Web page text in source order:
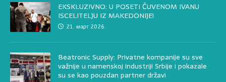
EKSKLUZIVNO: U POSETI ČUVENOM IVANU
ISCELITELJU IZ MAKEDONIJE!
21. март 2026.
Beatronic Supply: Privatne kompanije su sve
važnije u namenskoj industriji Srbije i pokazale
su se kao pouzdan partner državi